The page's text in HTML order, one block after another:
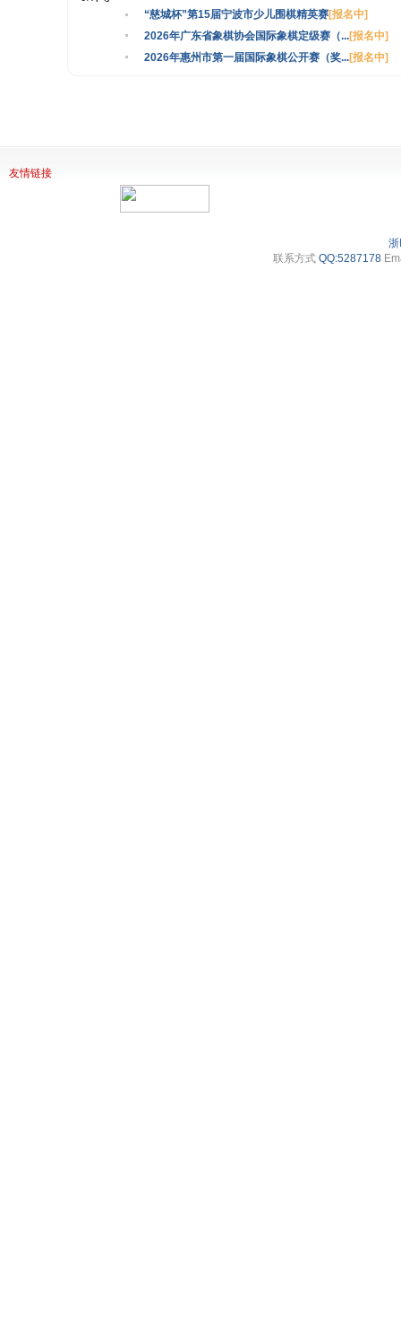
“慈城杯”第15届宁波市少儿围棋精英赛[报名中]
2026年广东省象棋协会国际象棋定级赛（...[报名中]
2026年惠州市第一届国际象棋公开赛（奖...[报名中]
友情链接
联系方式 QQ:5287178